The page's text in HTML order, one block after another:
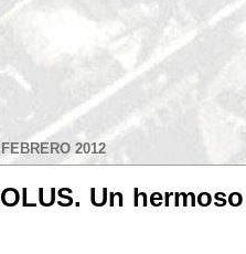
2012
Un